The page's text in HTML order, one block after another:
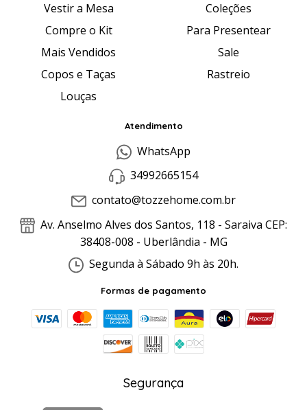
Vestir a Mesa
Compre o Kit
Mais Vendidos
Copos e Taças
Louças
Coleções
Para Presentear
Sale
Rastreio
Atendimento
WhatsApp
34992665154
contato@tozzehome.com.br
Av. Anselmo Alves dos Santos, 118 - Saraiva CEP:
38408-008 - Uberlândia - MG
Segunda à Sábado 9h às 20h.
Formas de pagamento
Segurança